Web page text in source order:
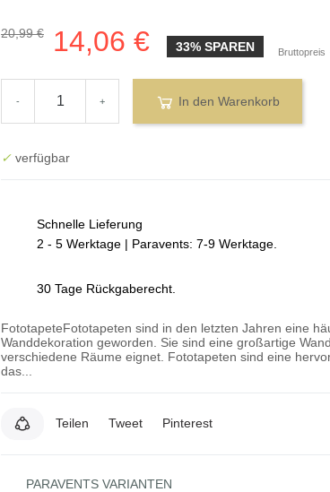
20,99 € 14,06 € 33% SPAREN Bruttopreis
- + In den Warenkorb
✓ verfügbar
Schnelle Lieferung
2 - 5 Werktage | Paravents: 7-9 Werktage.
30 Tage Rückgaberecht.
FototapeteFototapeten sind in den letzten Jahren eine
Wanddekoration geworden. Sie sind eine großartige
verschiedene Räume eignet. Fototapeten sind eine
das...
Teilen Tweet Pinterest
PARAVENTS VARIANTEN